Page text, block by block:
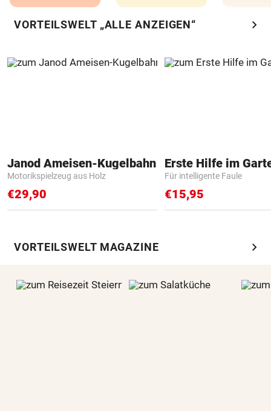
VORTEILSWELT „ALLE ANZEIGEN“ chevron_right
Janod Ameisen-Kugelbahn
Motorikspielzeug aus Holz
€29,90
Erste Hilfe im
Für intelligente Faule
€15,95
VORTEILSWELT MAGAZINE chevron_right